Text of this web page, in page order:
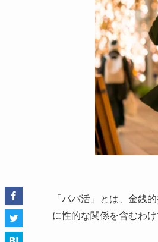
「パパ活」とは、金銭
に性的な関係を含むわけ